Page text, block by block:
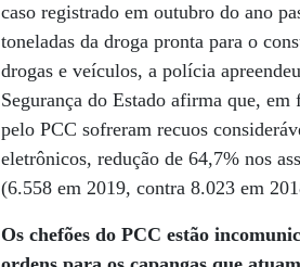
caso registrado em outubro do ano
toneladas da droga pronta para o
drogas e veículos, a polícia
Segurança do Estado afirma que,
pelo PCC sofreram recuos
eletrônicos, redução de 64,7% nos
(6.558 em 2019, contra 8.023 em
Os chefões do PCC estão